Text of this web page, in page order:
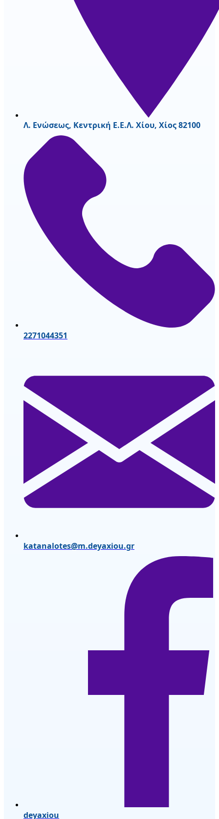
Λ. Ενώσεως, Κεντρική Ε.Ε.Λ. Χίου, Χίος 82100
2271044351
katanalotes@m.deyaxiou.gr
deyaxiou